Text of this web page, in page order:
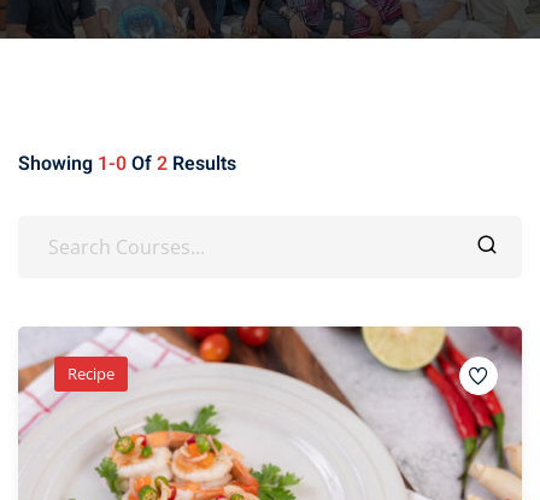
Showing 1-0Of2 Results
Recipe
Remember me Lost your password?